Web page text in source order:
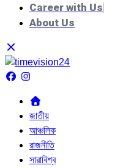
Career with Us
About Us
জাতীয়
আঞ্চলিক
রাজনীতি
সারাবিশ্ব